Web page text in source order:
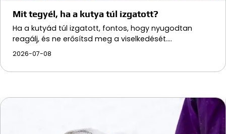
Mit tegyél, ha a kutya túl izgatott?
Ha a kutyád túl izgatott, fontos, hogy nyugodtan
reagálj, és ne erősítsd meg a viselkedését.…
2026-07-08